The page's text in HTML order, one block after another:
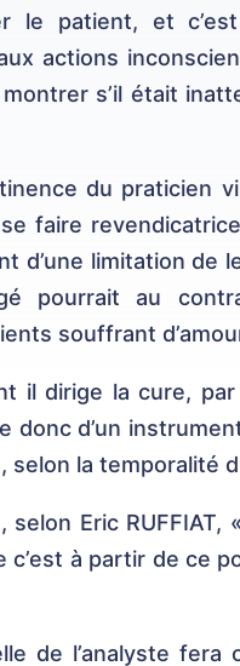
le patient, et
actions
s’il était
du
faire
d’une limitation de
pourrait au
souffrant
il dirige la cure,
donc d’un
selon la temporalité
Eric RUFFIAT,
à partir de ce
de l’analyste